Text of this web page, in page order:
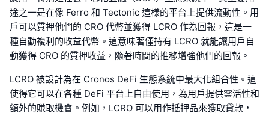
途之一是在像 Ferro 和 Tectonic 這樣的平台上提供流動性。用
戶可以質押他們的 CRO 代幣並獲得 LCRO 作為回報，這是一
種自動複利的收益代幣。這意味著僅持有 LCRO 就能讓用戶自
動獲得 CRO 的質押收益，隨著時間的推移增強他們的回報。
LCRO 被設計為在 Cronos DeFi 生態系統中最大化組合性。這
使得它可以在各種 DeFi 平台上自由使用，為用戶提供靈活性和
額外的賺取機會。例如，LCRO 可以用作抵押品來獲取貸款，